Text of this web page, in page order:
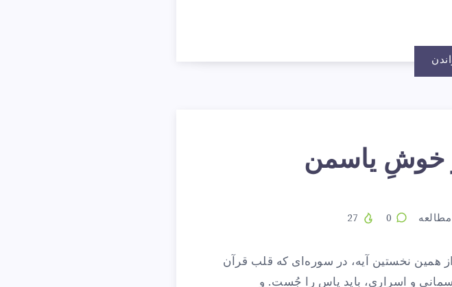
خوشِ یاسمن
0
نخستین آیه، در سوره‌ای که قلب قرآن
و اسراری، باید یاس را جُست. و